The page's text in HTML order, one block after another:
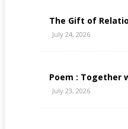
The Gift of
July 24, 2026
Poem : Together
July 23, 2026